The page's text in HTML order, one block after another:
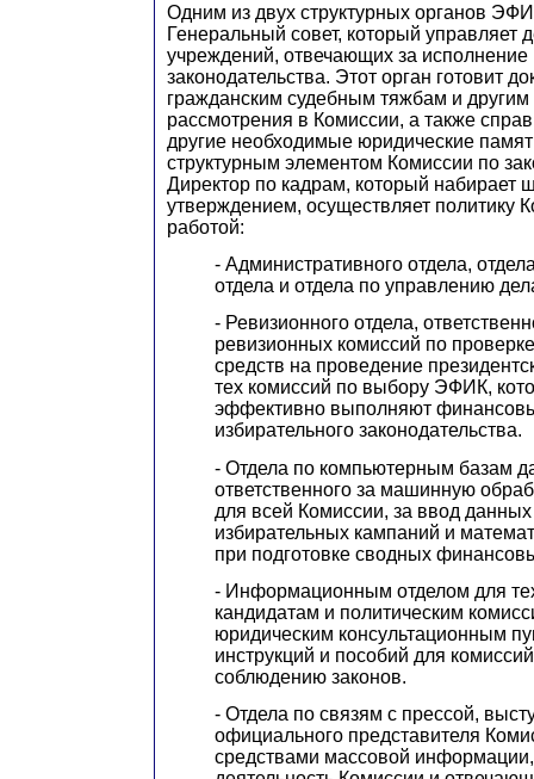
Одним из двух структурных органов
Генеральный совет, который управляет
учреждений, отвечающих за исполнение
законодательства. Этот орган готовит
гражданским судебным тяжбам и другим
рассмотрения в Комиссии, а также
другие необходимые юридические
структурным элементом Комиссии по
Директор по кадрам, который набирает
утверждением, осуществляет политику
работой:
- Административного отдела,
отдела и отдела по управлению
- Ревизионного отдела,
ревизионных комиссий по
средств на проведение
тех комиссий по выбору ЭФИК,
эффективно выполняют
избирательного законодательства.
- Отдела по компьютерным базам
ответственного за машинную
для всей Комиссии, за ввод
избирательных кампаний и
при подготовке сводных
- Информационным отделом для
кандидатам и политическим
юридическим консультационным
инструкций и пособий для
соблюдению законов.
- Отдела по связям с прессой,
официального представителя
средствами массовой